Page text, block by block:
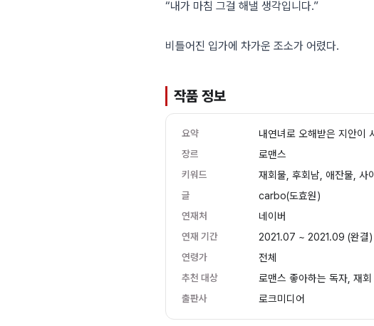
“내가 마침 그걸 해낼 생각입니다.”
비틀어진 입가에 차가운 조소가 어렸다.
작품 정보
요약 내연녀로 오해받은 지안이
장르 로맨스
키워드 재회물, 후회남, 애잔물, 사
글 carbo(도효원)
연재처 네이버
연재 기간 2021.07 ~ 2021.09 (완결)
연령가 전체
추천 대상 로맨스 좋아하는 독자, 재
출판사 로크미디어